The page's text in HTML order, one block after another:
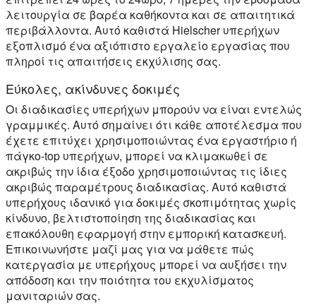
λειτουργία σε βαρέα καθήκοντα και σε απαιτητικά
περιβάλλοντα. Αυτό καθιστά Hielscher υπερήχων
εξοπλισμό ένα αξιόπιστο εργαλείο εργασίας που
πληροί τις απαιτήσεις εκχύλισης σας.
Εύκολες, ακίνδυνες δοκιμές
Οι διαδικασίες υπερήχων μπορούν να είναι εντελώς
γραμμικές. Αυτό σημαίνει ότι κάθε αποτέλεσμα που
έχετε επιτύχει χρησιμοποιώντας ένα εργαστήριο ή
πάγκο-top υπερήχων, μπορεί να κλιμακωθεί σε
ακριβώς την ίδια έξοδο χρησιμοποιώντας τις ίδιες
ακριβώς παραμέτρους διαδικασίας. Αυτό καθιστά
υπερήχους ιδανικό για δοκιμές σκοπιμότητας χωρίς
κίνδυνο, βελτιστοποίηση της διαδικασίας και
επακόλουθη εφαρμογή στην εμπορική κατασκευή.
Επικοινωνήστε μαζί μας για να μάθετε πώς
κατεργασία με υπερήχους μπορεί να αυξήσει την
απόδοση και την ποιότητα του εκχυλίσματος
μανιταριών σας.